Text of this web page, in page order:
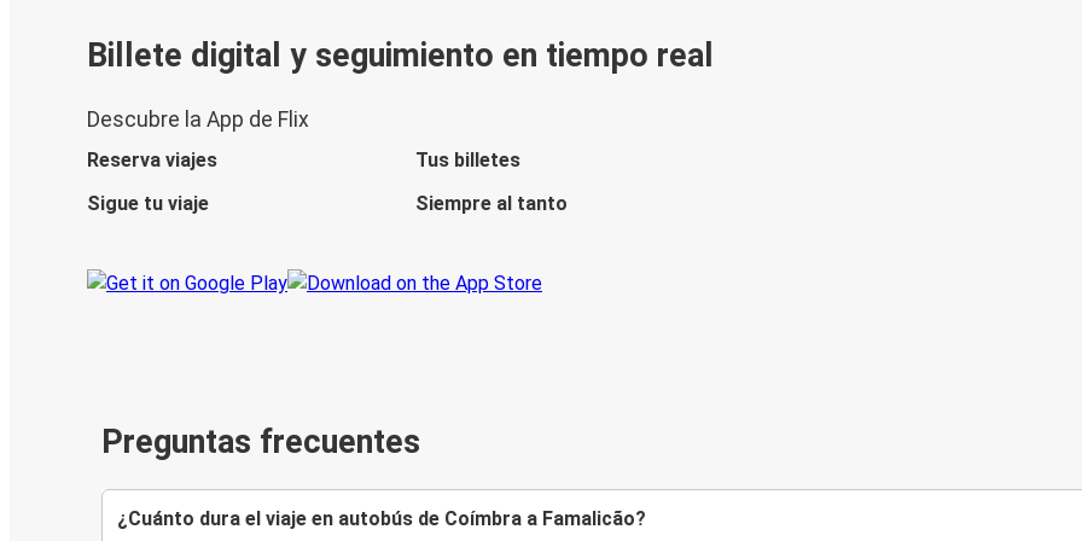
Billete digital y seguimiento en tiempo real
Descubre la App de Flix
Reserva viajes
Tus billetes
Sigue tu viaje
Siempre al tanto
Preguntas frecuentes
¿Cuánto dura el viaje en autobús de Coímbra a Famalicão?